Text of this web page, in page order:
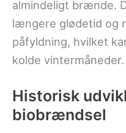
almindeligt brænde.
længere glødetid og
påfyldning, hvilket
kolde vintermåneder.
Historisk
biobrændsel